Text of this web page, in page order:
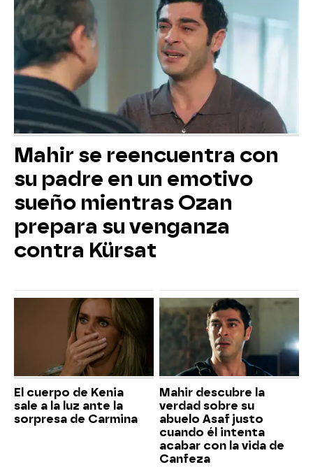
Mahir se reencuentra con
su padre en un emotivo
sueño mientras Ozan
prepara su venganza
contra Kürsat
El cuerpo de Kenia
sale a la luz ante la
sorpresa de Carmina
Mahir descubre la
verdad sobre su
abuelo Asaf justo
cuando él intenta
acabar con la vida de
Canfeza